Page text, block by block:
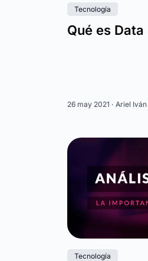
Tecnología
Qué es
26 may 2021 · Ariel
Tecnología